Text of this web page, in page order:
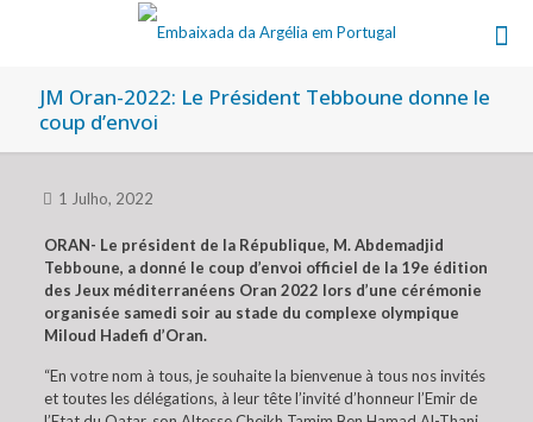
JM Oran-2022: Le Président Tebboune donne le
coup d’envoi
1 Julho, 2022
ORAN- Le président de la République, M. Abdemadjid
Tebboune, a donné le coup d’envoi officiel de la 19e édition
des Jeux méditerranéens Oran 2022 lors d’une cérémonie
organisée samedi soir au stade du complexe olympique
Miloud Hadefi d’Oran.
“En votre nom à tous, je souhaite la bienvenue à tous nos invités
et toutes les délégations, à leur tête l’invité d’honneur l’Emir de